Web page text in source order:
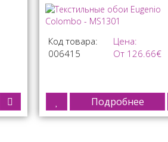
Код товара:
006415
Цена:
От 126.66€
Подробнее